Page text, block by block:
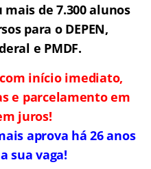
mais de 7.300 alunos
para o DEPEN,
e PMDF.
início imediato,
e parcelamento em
juros!
aprova há 26 anos
sua vaga!